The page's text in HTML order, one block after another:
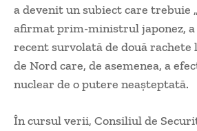
a devenit un subiect care trebuie
afirmat prim-ministrul japonez,
recent survolată de două rachete
de Nord care, de asemenea, a
nuclear de o putere neaşteptată.
În cursul verii, Consiliul de